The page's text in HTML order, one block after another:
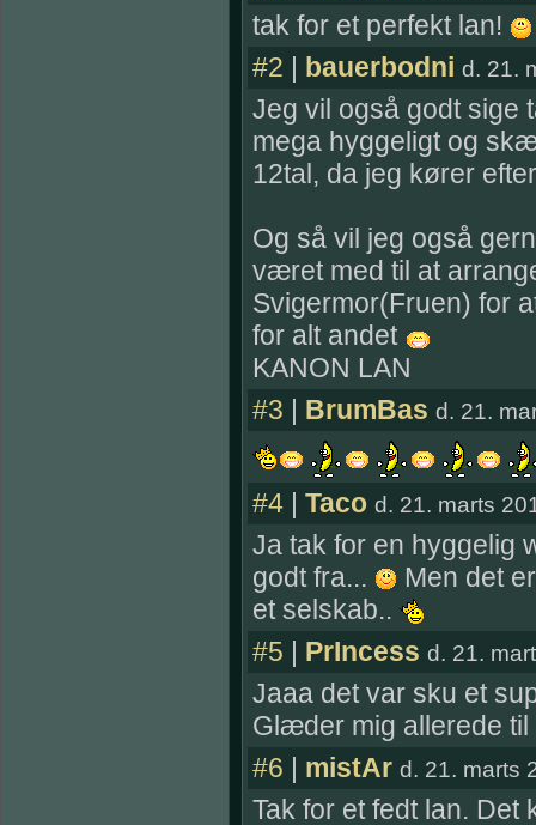
tak for et perfekt lan!
#2 | bauerbodni d. 21.
Jeg vil også godt sige
mega hyggeligt og
12tal, da jeg kører
Og så vil jeg også
været med til at
Svigermor(Fruen) for
for alt andet
KANON LAN
#3 | BrumBas d. 21.
#4 | Taco d. 21. marts
Ja tak for en hyggelig
godt fra...
Men det
et selskab..
#5 | PrIncess d. 21.
Jaaa det var sku et
Glæder mig allerede
#6 | mistAr d. 21. marts
Tak for et fedt lan.